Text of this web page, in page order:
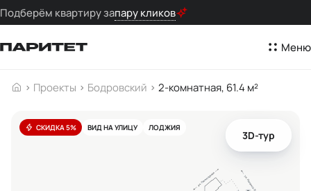
Подберём квартиру запару кликов
Меню
Проекты Бодровский 2-комнатная, 61.4 м²
СКИДКА 5% ВИД НА УЛИЦУ ЛОДЖИЯ
3D-тур